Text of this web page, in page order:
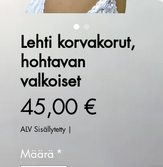
Lehti korvakorut,
hohtavan
valkoiset
45,00 €Hinta
ALV Sisällytetty |
Määrä *